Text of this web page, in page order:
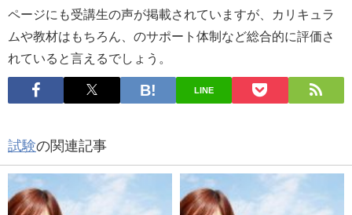
ページにも受講生の声が掲載されていますが、カリキュラ
ムや教材はもちろん、のサポート体制など総合的に評価さ
れていると言えるでしょう。
LINE
試験の関連記事